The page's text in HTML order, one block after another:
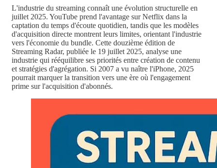
L'industrie du streaming connaît une évolution structurelle en
juillet 2025. YouTube prend l'avantage sur Netflix dans la
captation du temps d'écoute quotidien, tandis que les modèles
d'acquisition directe montrent leurs limites, orientant l'industrie
vers l'économie du bundle. Cette douzième édition de
Streaming Radar, publiée le 19 juillet 2025, analyse une
industrie qui rééquilibre ses priorités entre création de contenu
et stratégies d'agrégation. Si 2007 a vu naître l'iPhone, 2025
pourrait marquer la transition vers une ère où l'engagement
prime sur l'acquisition d'abonnés.